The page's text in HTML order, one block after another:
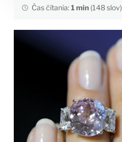
Čas čítania:1 min(148 slov)